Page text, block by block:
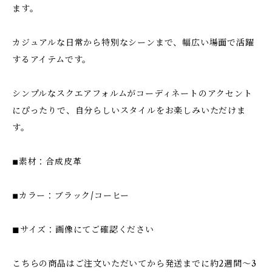
ます。
カジュアルな日常から特別なシーンまで、幅広い場面で活躍
するアイテムです。
シンプルなスクエアフォルムがコーディネートのアクセント
にぴったりで、自分らしいスタイルをお楽しみいただけま
す。
◾︎素材：合成皮革
◾︎カラー：ブラック/コーヒー
◼︎サイズ：画像にてご確認ください
こちらの商品はご注文いただいてから発送までに約2週間〜3